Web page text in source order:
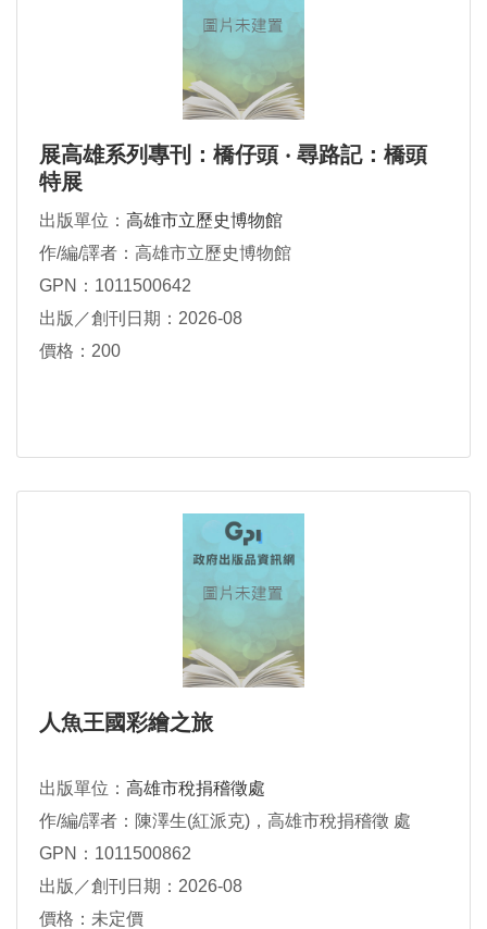
展高雄系列專刊：橋仔頭 ‧ 尋路記：橋頭
特展
出版單位： 高雄市立歷史博物館
作/編/譯者：高雄市立歷史博物館
GPN：1011500642
出版／創刊日期：2026-08
價格：200
人魚王國彩繪之旅
出版單位： 高雄市稅捐稽徵處
作/編/譯者：陳澤生(紅派克)，高雄市稅捐稽徵 處
GPN：1011500862
出版／創刊日期：2026-08
價格：未定價